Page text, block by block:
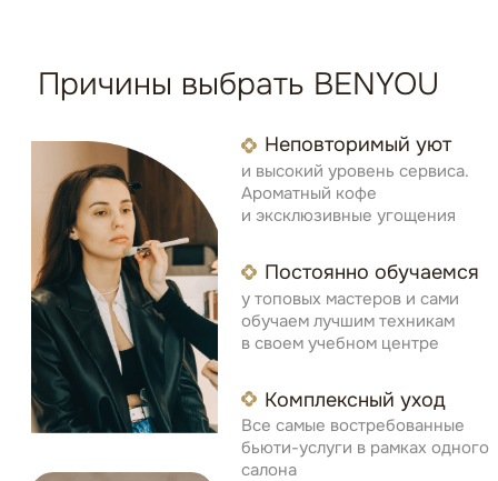
Уход за лицом и телом
Услуги
Главная
О компании
Обучение
ул. Весенняя 15
+7 (923) 618-74-80
+7 (923) 518-77-00
пр. Московский 18, к1
Быстрая запись